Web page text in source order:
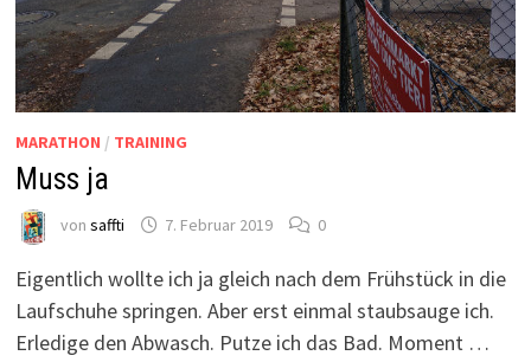
MARATHON / TRAINING
Muss ja
von saffti 7. Februar 2019 0
Eigentlich wollte ich ja gleich nach dem Frühstück in die
Laufschuhe springen. Aber erst einmal staubsauge ich.
Erledige den Abwasch. Putze ich das Bad. Moment …